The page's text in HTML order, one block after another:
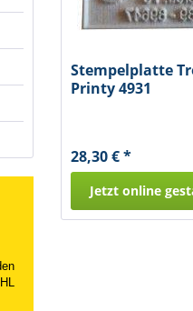
Stempelplatte
Printy 4931
28,30 € *
Jetzt online